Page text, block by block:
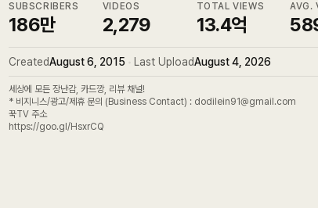
SUBSCRIBERS
186만
VIDEOS
2,279
TOTAL VIEWS
13.4억
AVG.
CreatedAugust 6, 2015 Last UploadAugust 4, 2026
세상에 모든 장난감, 카드깡, 리뷰 채널!
* 비지니스/광고/제휴 문의 (Business Contact) : dodilein91@gmail.com
꾹TV 주소
https://goo.gl/HsxrCQ